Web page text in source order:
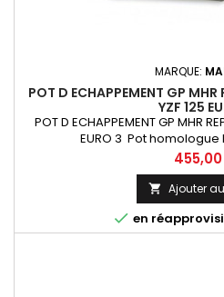
MARQUE:
POT D ECHAPPEMENT GP
YZF 125
POT D ECHAPPEMENT GP MHR
EURO 3 Pot homologue
Prix
 Ajouter
 en